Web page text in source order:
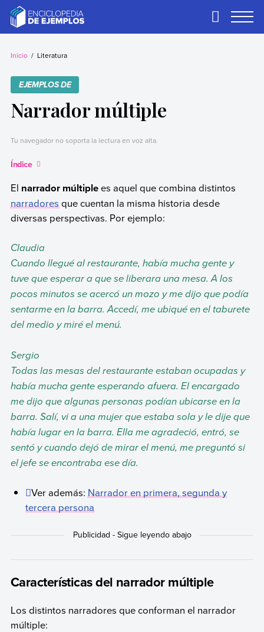
contentEjemplos
Necesitas ejemplos.
Primary
Inicio Literatura
EJEMPLOS DE
Narrador múltiple
Tu navegador no soporta la lectura en voz alta.
Índice
El narrador múltiplees aquel que combina distintos
narradoresque cuentan la misma historia desde
diversas perspectivas. Por ejemplo:
Claudia
Cuando llegué al restaurante, había mucha gente y
tuve que esperar a que se liberara una mesa. A los
pocos minutos se acercó un mozo y me dijo que podía
sentarme en la barra. Accedí, me ubiqué en el taburete
del medio y miré el menú.
Sergio
Todas las mesas del restaurante estaban ocupadas y
había mucha gente esperando afuera. El encargado
me dijo que algunas personas podían ubicarse en la
barra. Salí, vi a una mujer que estaba sola y le dije que
había lugar en la barra. Ella me agradeció, entró, se
sentó y cuando dejó de mirar el menú, me preguntó si
el jefe se encontraba ese día.
Ver además:Narrador en primera, segunda y
tercera persona
Características del narrador múltiple
Los distintos narradores que conforman el narrador
múltiple: